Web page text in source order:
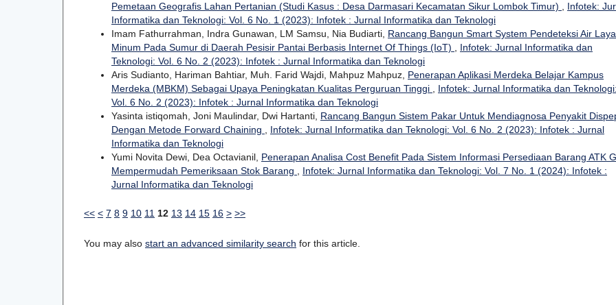
Pemetaan Geografis Lahan Pertanian (Studi Kasus : Desa Darmasari Kecamatan Sikur Lombok Timur)
Infotek:
Informatika dan Teknologi: Vol. 6 No. 1 (2023): Infotek : Jurnal Informatika dan Teknologi
Imam Fathurrahman, Indra Gunawan, LM Samsu, Nia Budiarti, Rancang Bangun Smart System Pendeteksi Air
Minum Pada Sumur di Daerah Pesisir Pantai Berbasis Internet Of Things (IoT)
Infotek: Jurnal Informatika dan
Teknologi: Vol. 6 No. 2 (2023): Infotek : Jurnal Informatika dan Teknologi
Aris Sudianto, Hariman Bahtiar, Muh. Farid Wajdi, Mahpuz Mahpuz, Penerapan Aplikasi Merdeka Belajar Kampus
Merdeka (MBKM) Sebagai Upaya Peningkatan Kualitas Perguruan Tinggi
Infotek: Jurnal Informatika dan
Vol. 6 No. 2 (2023): Infotek : Jurnal Informatika dan Teknologi
Yasinta istiqomah, Joni Maulindar, Dwi Hartanti, Rancang Bangun Sistem Pakar Untuk Mendiagnosa Penyakit
Dengan Metode Forward Chaining
Infotek: Jurnal Informatika dan Teknologi: Vol. 6 No. 2 (2023): Infotek : Jurnal
Informatika dan Teknologi
Yumi Novita Dewi, Dea Octavianil, Penerapan Analisa Cost Benefit Pada Sistem Informasi Persediaan Barang ATK
Mempermudah Pemeriksaan Stok Barang
Infotek: Jurnal Informatika dan Teknologi: Vol. 7 No. 1 (2024): Infotek :
Jurnal Informatika dan Teknologi
<< < 7 8 9 10 11 12 13 14 15 16 > >>
You may also start an advanced similarity search for this article.